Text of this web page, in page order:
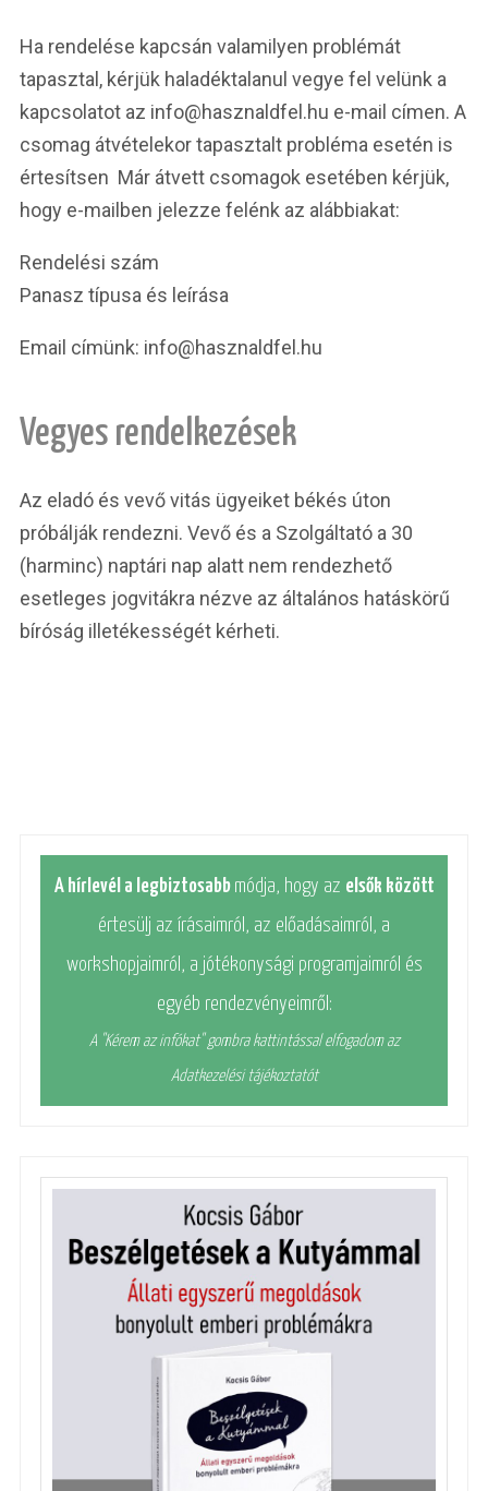
Ha rendelése kapcsán valamilyen problémát
tapasztal, kérjük haladéktalanul vegye fel velünk a
kapcsolatot az info@hasznaldfel.hu e-mail címen. A
csomag átvételekor tapasztalt probléma esetén is
értesítsen Már átvett csomagok esetében kérjük,
hogy e-mailben jelezze felénk az alábbiakat:
Rendelési szám
Panasz típusa és leírása
Email címünk: info@hasznaldfel.hu
Vegyes rendelkezések
Az eladó és vevő vitás ügyeiket békés úton
próbálják rendezni. Vevő és a Szolgáltató a 30
(harminc) naptári nap alatt nem rendezhető
esetleges jogvitákra nézve az általános hatáskörű
bíróság illetékességét kérheti.
A hírlevél a legbiztosabb módja, hogy az elsők között
értesülj az írásaimról, az előadásaimról, a
workshopjaimról, a jótékonysági programjaimról és
egyéb rendezvényeimről:
A "Kérem az infókat" gombra kattintással elfogadom az
Adatkezelési tájékoztatót